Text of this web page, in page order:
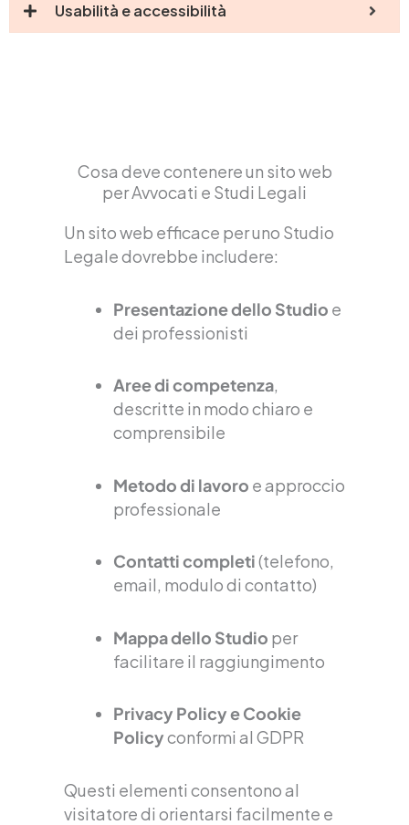
Usabilità e accessibilità
Cosa deve contenere un sito web
per Avvocati e Studi Legali
Un sito web efficace per uno Studio
Legale dovrebbe includere:
Presentazione dello Studio e
dei professionisti
Aree di competenza,
descritte in modo chiaro e
comprensibile
Metodo di lavoro e approccio
professionale
Contatti completi(telefono,
email, modulo di contatto)
Mappa dello Studio per
facilitare il raggiungimento
Privacy Policy e Cookie
Policyconformi al GDPR
Questi elementi consentono al
visitatore di orientarsi facilmente e